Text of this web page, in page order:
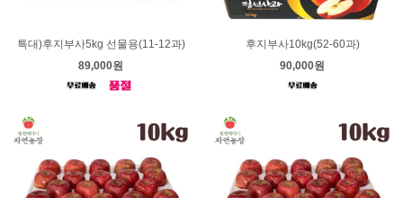
특대)후지부사5kg 선물용(11-12과)
89,000원
후지부사10kg(52-60과)
90,000원